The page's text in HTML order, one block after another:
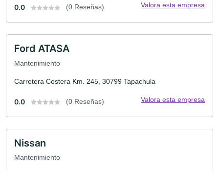
0.0 (0 Reseñas) Valora esta empresa
Ford ATASA
Mantenimiento
Carretera Costera Km. 245, 30799 Tapachula
0.0 (0 Reseñas) Valora esta empresa
Nissan
Mantenimiento